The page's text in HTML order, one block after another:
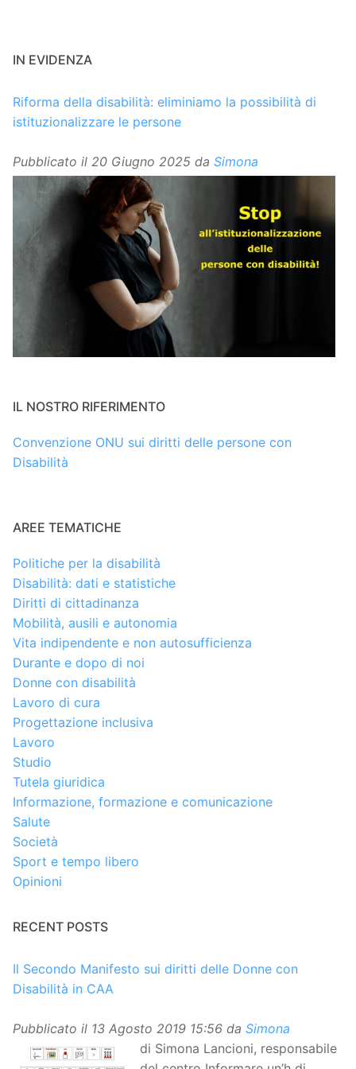
IN EVIDENZA
Riforma della disabilità: eliminiamo la possibilità di
istituzionalizzare le persone
Pubblicato il 20 Giugno 2025 da Simona
IL NOSTRO RIFERIMENTO
Convenzione ONU sui diritti delle persone con
Disabilità
AREE TEMATICHE
Politiche per la disabilità
Disabilità: dati e statistiche
Diritti di cittadinanza
Mobilità, ausili e autonomia
Vita indipendente e non autosufficienza
Durante e dopo di noi
Donne con disabilità
Lavoro di cura
Progettazione inclusiva
Lavoro
Studio
Tutela giuridica
Informazione, formazione e comunicazione
Salute
Società
Sport e tempo libero
Opinioni
RECENT POSTS
Il Secondo Manifesto sui diritti delle Donne con
Disabilità in CAA
Pubblicato il 13 Agosto 2019 15:56 da Simona
di Simona Lancioni, responsabile